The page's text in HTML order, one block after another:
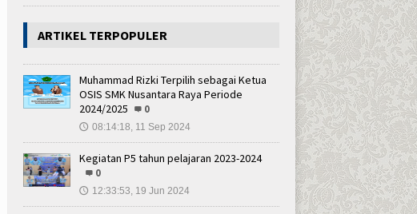
ARTIKEL TERPOPULER
Muhammad Rizki Terpilih sebagai Ketua
OSIS SMK Nusantara Raya Periode
2024/2025
0
🕔 08:14:18, 11 Sep 2024
Kegiatan P5 tahun pelajaran 2023-2024
0
🕔 12:33:53, 19 Jun 2024